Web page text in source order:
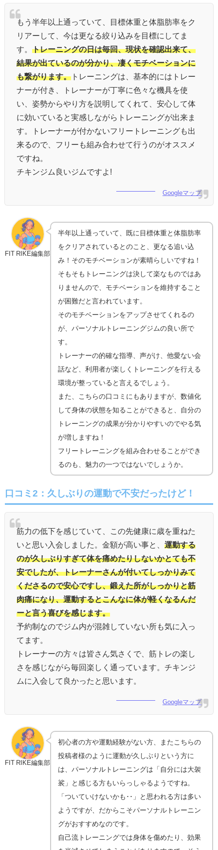
もう半年以上通っていて、目標体重と体脂肪率をク
リアーして、今は更なる絞り込みを目標にしてま
す。 トレーニングの日は毎回、現状を確認出来て、
結果が出ているのが分かり、凄くモチベーションに
も繋がります。 トレーニングは、基本的にはトレー
ナーが付き、トレーナーが丁寧に色々な機具を使
い、姿勢からやり方を説明してくれて、安心して体
に効いていると実感しながらトレーニングが出来ま
す。トレーナーが付かないフリートレーニングも出
来るので、フリーも組み合わせて行うのがオススメ
ですね。
チキンジム良いジムですよ!
Googleマップ
FIT RIKE編集部
半年以上通っていて、既に目標体重と体脂肪率
をクリアされているとのこと、更なる追い込
み！そのモチベーションが素晴らしいですね！
そもそもトレーニングは決して楽なものではあ
りませんので、モチベーションを維持すること
が困難だと言われています。
そのモチベーションをアップさせてくれるの
が、パーソナルトレーニングジムの良い所で
す。
トレーナーの的確な指導、声がけ、他愛ない会
話など、利用者が楽しくトレーニングを行える
環境が整っていると言えるでしょう。
また、こちらの口コミにもありますが、数値化
して身体の状態を知ることができると、自分の
トレーニングの成果が分かりやすいのでやる気
が増しますね！
フリートレーニングを組み合わせることができ
るのも、魅力の一つではないでしょうか。
口コミ2：久しぶりの運動で不安だったけど！
筋力の低下を感じていて、この先健康に歳を重ねた
いと思い入会しました。金額が高い事と、 運動する
のが久しぶりすぎて体を痛めたりしないかとても不
安でしたが、トレーナーさんが付いてしっかりみて
くださるので安心ですし、鍛えた所がしっかりと筋
肉痛になり、運動するとこんなに体が軽くなるんだ
ーと言う喜びを感じます。
予約制なのでジム内が混雑していない所も気に入っ
てます。
トレーナーの方々は皆さん気さくで、筋トレの楽し
さを感じながら毎回楽しく通っています。チキンジ
ムに入会して良かったと思います。
Googleマップ
FIT RIKE編集部
初心者の方や運動経験がない方、またこちらの
投稿者様のように運動が久しぶりという方に
は、パーソナルトレーニングは「自分には大袈
裟」と感じる方もいらっしゃるようですね。
「ついていけないかも･･」と思われる方は多い
ようですが、だからこそパーソナルトレーニン
グがおすすめなのです。
自己流トレーニングでは身体を傷めたり、効果